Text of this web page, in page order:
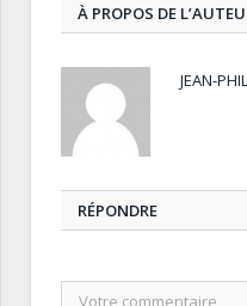
À PROPOS DE
JEAN-
RÉPONDRE